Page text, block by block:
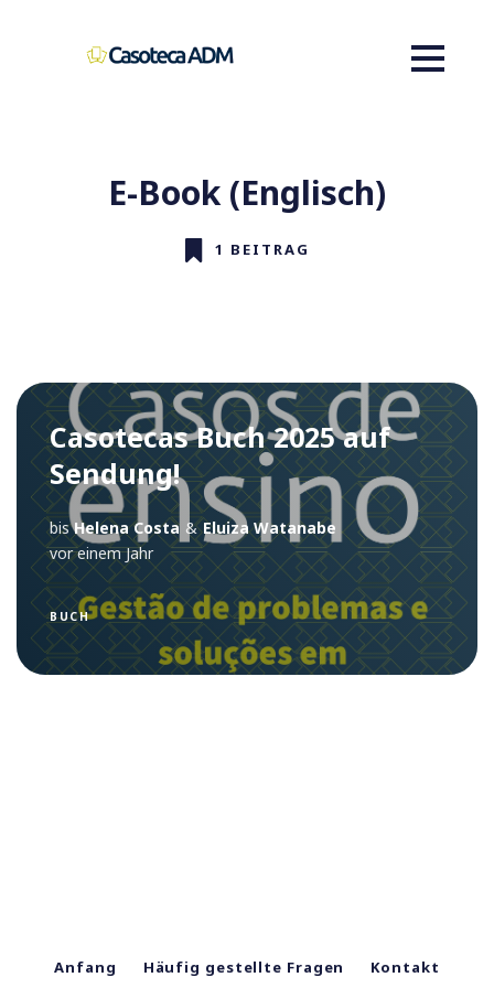
E-Book (Englisch)
1 BEITRAG
Casotecas Buch 2025 auf
Sendung!
bisHelena Costa & Eluiza Watanabe
vor einem Jahr
BUCH
Anfang Häufig gestellte Fragen Kontakt